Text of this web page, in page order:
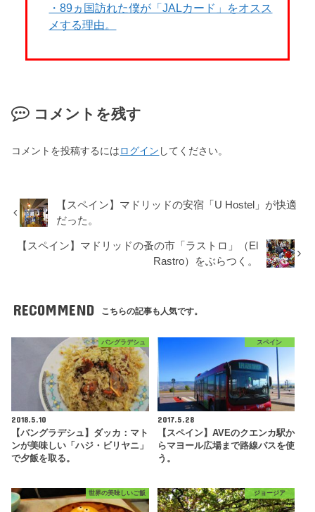
・89ヵ国訪れた僕が「JALカード」をオスス
メする理由。
コメントを残す
コメントを投稿するにはログイン してください。
【スペイン】マドリッドの安宿「U Hostel」が快適
だった。
【スペイン】マドリッドの蚤の市「ラストロ」（El
Rastro）をぶらつく。
RECOMMEND こちらの記事も人気です。
バングラデシュ
2018.5.10
【バングラデシュ】ダッカ：マト
ンが美味しい「ハジ・ビリヤニ」
で夕飯を取る。
スペイン
2017.5.28
【スペイン】AVEのクエンカ駅か
らマヨール広場まで路線バスを使
う。
世界の美味しいご飯 ジョージア